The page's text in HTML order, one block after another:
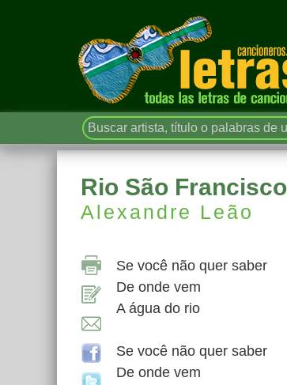
Rio São Francisco
Alexandre Leão
Se você não quer saber
De onde vem
A água do rio
Se você não quer saber
De onde vem